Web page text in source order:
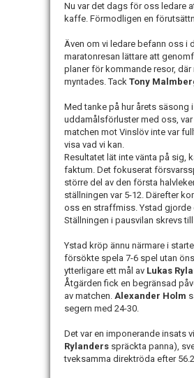
Nu var det dags för oss ledare
kaffe. Förmodligen en
Även om vi ledare befann oss i
maratonresan lättare att
planer för kommande resor,
myntades. Tack Tony
Med tanke på hur årets säsong
uddamålsförluster med oss,
matchen mot Vinslöv inte var
visa vad vi kan.
Resultatet lät inte vänta på sig,
faktum. Det fokuserat
större del av den första
ställningen var 5-12. Därefter
oss en straffmiss. Ystad gjorde
Ställningen i pausvilan skrevs
Ystad kröp ännu närmare i
försökte spela 7-6 spel utan
ytterligare ett mål av Lukas
Åtgärden fick en begränsad
av matchen. Alexander Holm
segern med 24-30.
Det var en imponerande insats
Rylanders spräckta panna),
tveksamma direktröda efter